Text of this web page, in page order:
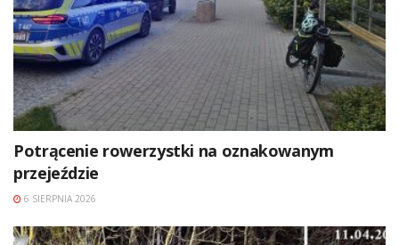
Potrącenie rowerzystki na oznakowanym
przejeździe
6 SIERPNIA 2026